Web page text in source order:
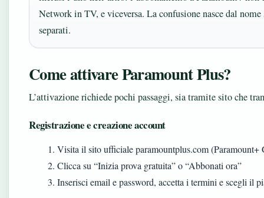
Network in TV, e viceversa. La confusione nasce dal
separati.
Come attivare Paramount Plus?
L’attivazione richiede pochi passaggi, sia tramite sito che
Registrazione e creazione account
Visita il sito ufficiale paramountplus.com
Clicca su “Inizia prova gratuita” o “Abbonati ora”
Inserisci email e password, accetta i termini e scegli il